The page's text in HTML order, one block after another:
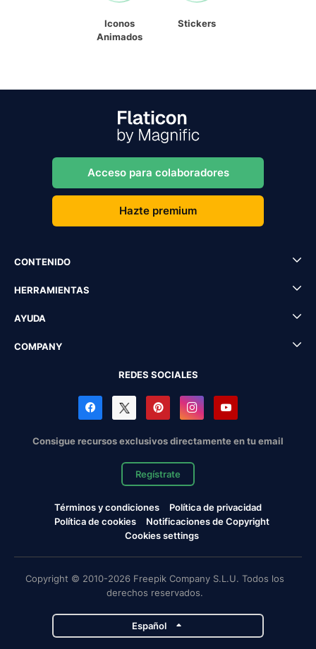
Iconos
Animados
Stickers
Acceso para colaboradores
Hazte premium
CONTENIDO
HERRAMIENTAS
AYUDA
COMPANY
REDES SOCIALES
Consigue recursos exclusivos directamente en tu email
Regístrate
Términos y condiciones
Política de privacidad
Política de cookies
Notificaciones de Copyright
Cookies settings
Copyright © 2010-2026 Freepik Company S.L.U. Todos los
derechos reservados.
Español